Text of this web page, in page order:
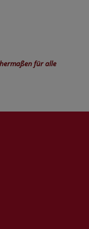
für alle